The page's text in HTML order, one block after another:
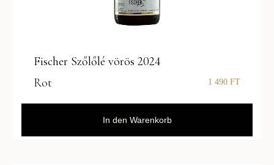
Fischer Szőlőlé vörös 2024
Rot
1 490 FT
In den Warenkorb